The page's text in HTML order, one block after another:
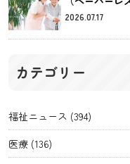
2026.07.17
カテゴリー
福祉ニュース (394)
医療 (136)